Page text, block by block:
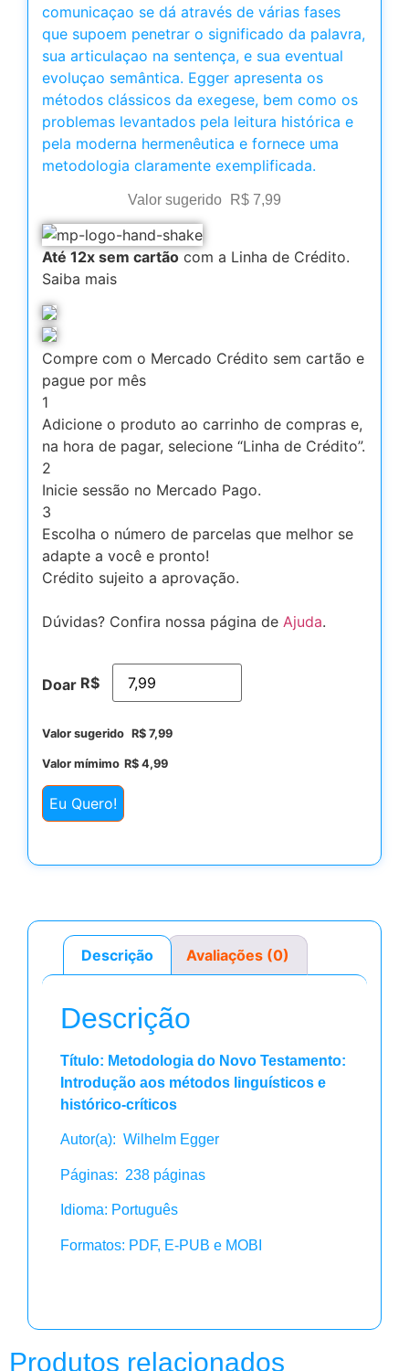
comunicaçao se dá através de várias fases
que supoem penetrar o significado da palavra,
sua articulaçao na sentença, e sua eventual
evoluçao semântica. Egger apresenta os
métodos clássicos da exegese, bem como os
problemas levantados pela leitura histórica e
pela moderna hermenêutica e fornece uma
metodologia claramente exemplificada.
Valor sugerido R$ 7,99
Até 12x sem cartão com a Linha de Crédito.
Saiba mais
Compre com o Mercado Crédito sem cartão e
pague por mês
1
Adicione o produto ao carrinho de compras e,
na hora de pagar, selecione “Linha de Crédito”.
2
Inicie sessão no Mercado Pago.
3
Escolha o número de parcelas que melhor se
adapte a você e pronto!
Crédito sujeito a aprovação.
Dúvidas? Confira nossa página de Ajuda.
Doar R$
Valor sugerido R$ 7,99
Valor mímimo R$ 4,99
Eu Quero!
Descrição Avaliações (0)
Descrição
Título: Metodologia do Novo Testamento:
Introdução aos métodos linguísticos e
histórico-críticos
Autor(a): Wilhelm Egger
Páginas: 238 páginas
Idioma: Português
Formatos: PDF, E-PUB e MOBI
Produtos relacionados